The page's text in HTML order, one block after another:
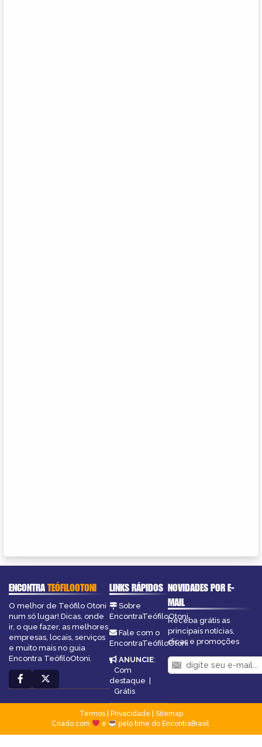
ENCONTRATEÓFILOOTONI
O melhor de Teófilo Otoni
num só lugar! Dicas, onde
ir, o que fazer, as melhores
empresas, locais, serviços
e muito mais no guia
Encontra TeófiloOtoni.
LINKS RÁPIDOS
Sobre
EncontraTeófiloOtoni
Fale com o
EncontraTeófiloOtoni
ANUNCIE:
Com
destaque
Grátis
NOVIDADES POR E-
MAIL
Receba grátis as
principais notícias,
dicas e promoções
Termos| Privacidade
Sitemap
Criado com
e pelo time do EncontraBrasil